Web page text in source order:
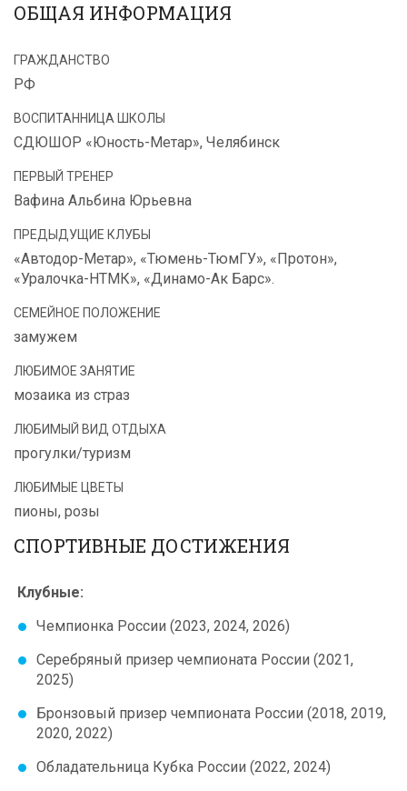
ОБЩАЯ ИНФОРМАЦИЯ
ГРАЖДАНСТВО
РФ
ВОСПИТАННИЦА ШКОЛЫ
СДЮШОР «Юность-Метар», Челябинск
ПЕРВЫЙ ТРЕНЕР
Вафина Альбина Юрьевна
ПРЕДЫДУЩИЕ КЛУБЫ
«Автодор-Метар», «Тюмень-ТюмГУ», «Протон»,
«Уралочка-НТМК», «Динамо-Ак Барс».
СЕМЕЙНОЕ ПОЛОЖЕНИЕ
замужем
ЛЮБИМОЕ ЗАНЯТИЕ
мозаика из страз
ЛЮБИМЫЙ ВИД ОТДЫХА
прогулки/туризм
ЛЮБИМЫЕ ЦВЕТЫ
пионы, розы
СПОРТИВНЫЕ ДОСТИЖЕНИЯ
Клубные:
Чемпионка России (2023, 2024, 2026)
Серебряный призер чемпионата России (2021,
2025)
Бронзовый призер чемпионата России (2018, 2019,
2020, 2022)
Обладательница Кубка России (2022, 2024)